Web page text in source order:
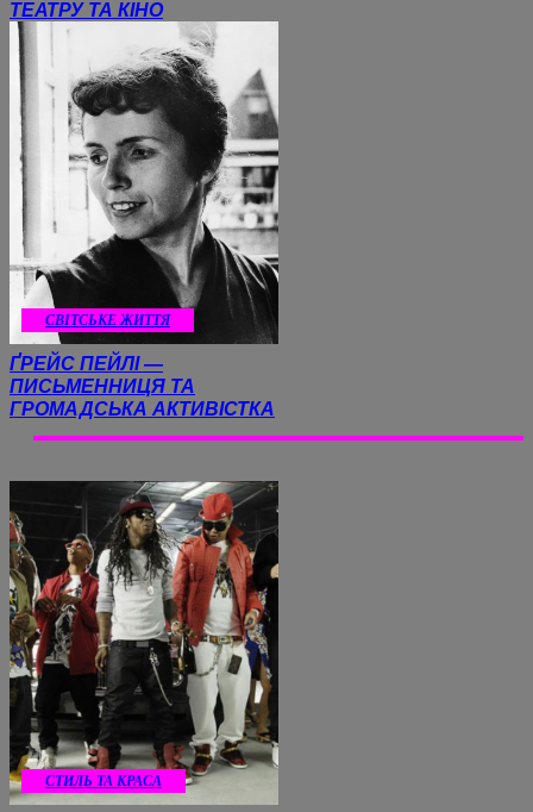
ТЕАТРУ ТА КІНО
CВІТСЬКЕ ЖИТТЯ
ҐРЕЙС ПЕЙЛІ —
ПИСЬМЕННИЦЯ ТА
ГРОМАДСЬКА АКТИВІСТКА
СТИЛЬ ТА КРАСА